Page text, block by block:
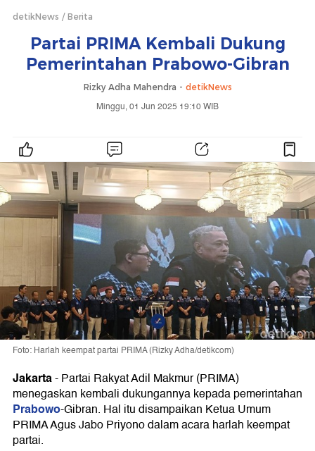
detikNews Berita
Partai PRIMA Kembali Dukung
Pemerintahan Prabowo-Gibran
Rizky Adha Mahendra - detikNews
Minggu, 01 Jun 2025 19:10 WIB
Foto: Harlah keempat partai PRIMA (Rizky Adha/detikcom)
Jakarta-Partai Rakyat Adil Makmur (PRIMA)
menegaskan kembali dukungannya kepada pemerintahan
Prabowo-Gibran. Hal itu disampaikan Ketua Umum
PRIMA Agus Jabo Priyono dalam acara harlah keempat
partai.